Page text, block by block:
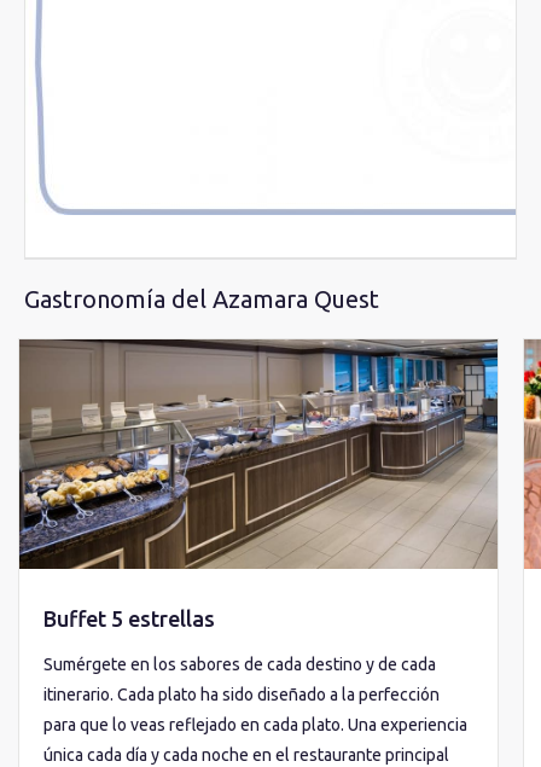
Gastronomía del Azamara Quest
Buffet 5 estrellas
Sumérgete en los sabores de cada destino y de cada
itinerario. Cada plato ha sido diseñado a la perfección
para que lo veas reflejado en cada plato. Una experiencia
única cada día y cada noche en el restaurante principal